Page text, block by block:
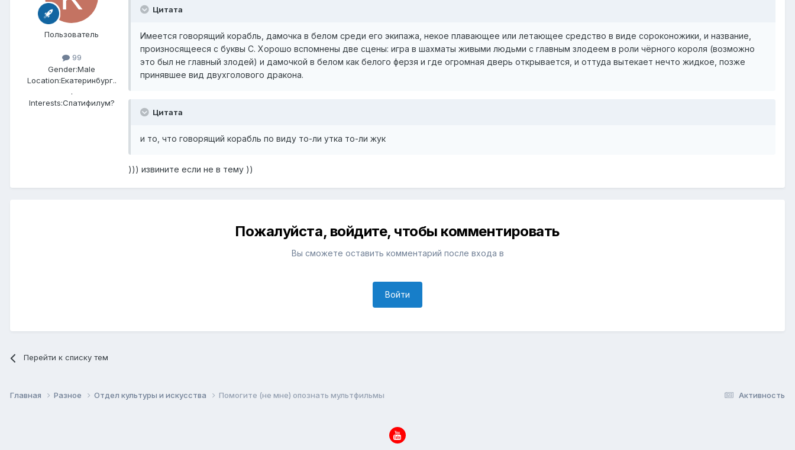
Пользователь
99
Gender:Male
Location:Екатеринбург..
.
Interests:Спатифилум?
Цитата
Имеется говорящий корабль, дамочка в белом среди его экипажа, некое плавающее или летающее средство в виде сороконожики, и название,
произносящееся с буквы С. Хорошо вспомнены две сцены: игра в шахматы живыми людьми с главным злодеем в роли чёрного короля (возможно
это был не главный злодей) и дамочкой в белом как белого ферзя и где огромная дверь открывается, и оттуда вытекает нечто жидкое, позже
принявшее вид двухголового дракона.
Цитата
и то, что говорящий корабль по виду то-ли утка то-ли жук
))) извините если не в тему ))
Пожалуйста, войдите, чтобы комментировать
Вы сможете оставить комментарий после входа в
Войти
Перейти к списку тем
Активность
Главная Разное Отдел культуры и искусства Помогите (не мне) опознать мультфильмы